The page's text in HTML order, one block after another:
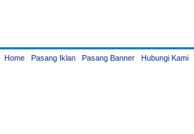
Home Pasang Iklan Pasang Banner Hubungi Kami